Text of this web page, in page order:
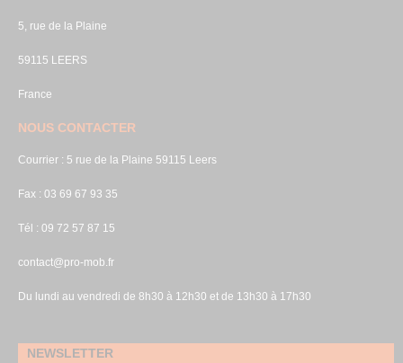
5, rue de la Plaine
59115 LEERS
France
NOUS CONTACTER
Courrier : 5 rue de la Plaine 59115 Leers
Fax : 03 69 67 93 35
Tél : 09 72 57 87 15
contact@pro-mob.fr
Du lundi au vendredi de 8h30 à 12h30 et de 13h30 à 17h30
NEWSLETTER